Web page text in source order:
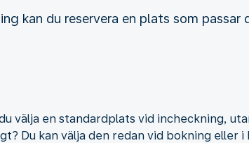
kan du reservera en plats som
välja en standardplats vid incheckning,
Du kan välja den redan vid bokning eller i